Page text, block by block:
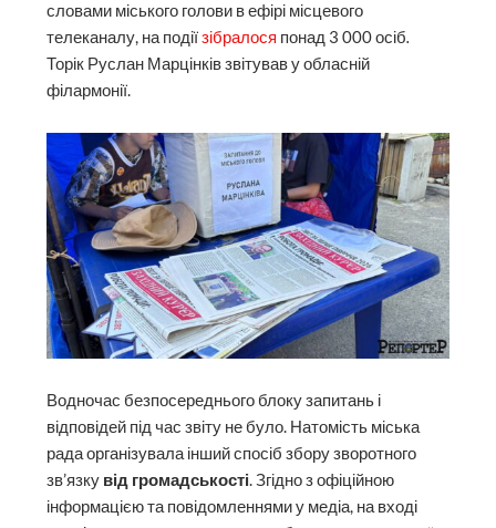
словами міського голови в ефірі місцевого
телеканалу, на подіїзібралося понад 3 000 осіб.
Торік Руслан Марцінків звітував у обласній
філармонії.
Водночас безпосереднього блоку запитань і
відповідей під час звіту не було. Натомість міська
рада організувала інший спосіб збору зворотного
зв’язку від громадськості. Згідно з офіційною
інформацією та повідомленнями у медіа, на вході